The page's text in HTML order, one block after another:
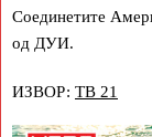
Соединетите
од ДУИ.
ИЗВОР: ТВ 21